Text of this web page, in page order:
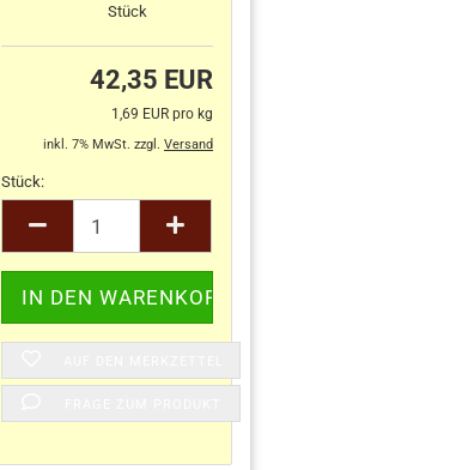
Stück
42,35 EUR
1,69 EUR pro kg
inkl. 7% MwSt. zzgl. Versand
Stück:
Stück